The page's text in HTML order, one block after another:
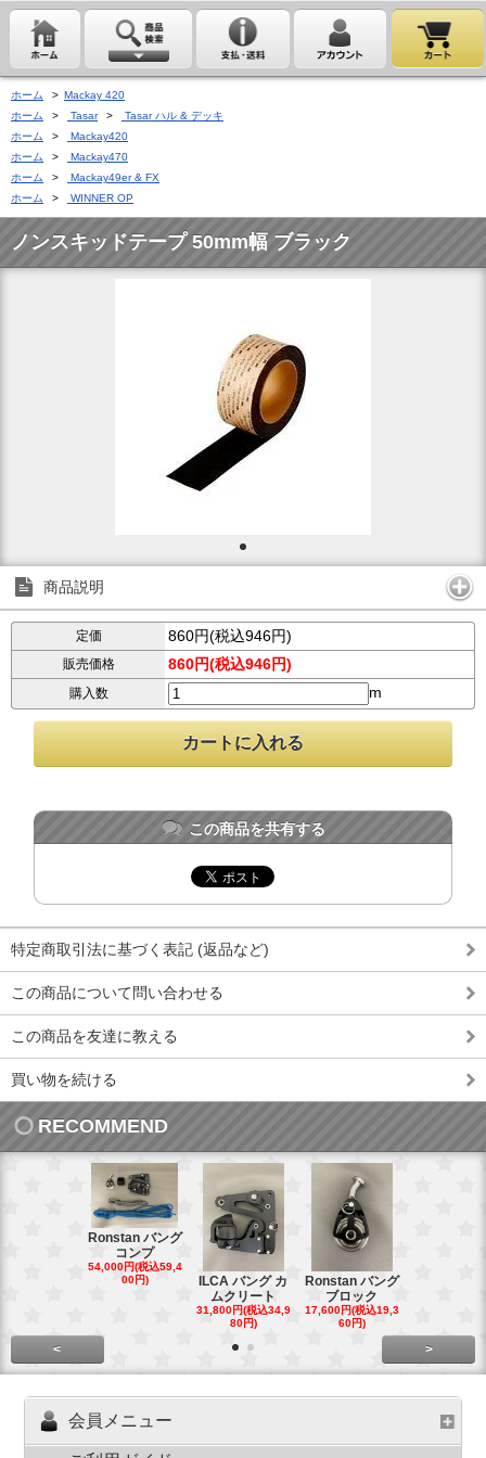
ホーム > Mackay 420
ホーム
> Tasar >
Tasar ハル & デッキ
ホーム
>
Mackay420
ホーム
>
Mackay470
ホーム
>
Mackay49er & FX
ホーム
> WINNER OP
ノンスキッドテープ 50mm幅 ブラック
商品説明
定価 860円(税込946円)
販売価格 860円(税込946円)
購入数 m
この商品を共有する
特定商取引法に基づく表記 (返品など)
この商品について問い合わせる
この商品を友達に教える
買い物を続ける
RECOMMEND
Ronstan バング
コンプ
54,000円(税込59,4
00円)
ILCA バング カ
ムクリート
31,800円(税込34,9
80円)
Ronstan バング
ブロック
17,600円(税込19,3
60円)
< >
会員メニュー